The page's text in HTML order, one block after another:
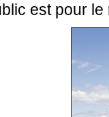
est pour